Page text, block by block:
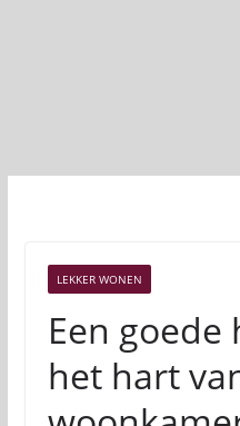
LEKKER WONEN
Een goede
het hart